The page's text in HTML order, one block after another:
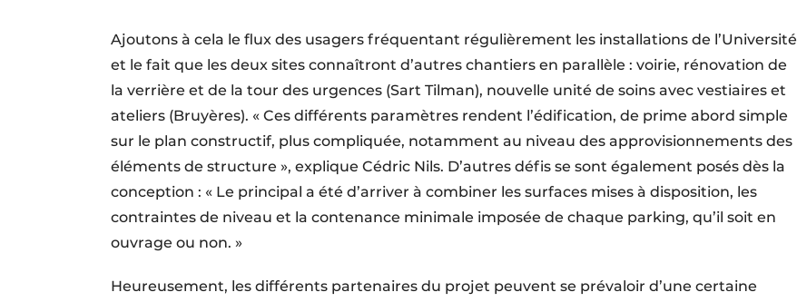
Ajoutons à cela le flux des usagers fréquentant régulièrement les installations de l’Université
et le fait que les deux sites connaîtront d’autres chantiers en parallèle : voirie, rénovation de
la verrière et de la tour des urgences (Sart Tilman), nouvelle unité de soins avec vestiaires et
ateliers (Bruyères). « Ces différents paramètres rendent l’édification, de prime abord simple
sur le plan constructif, plus compliquée, notamment au niveau des approvisionnements des
éléments de structure », explique Cédric Nils. D’autres défis se sont également posés dès la
conception : « Le principal a été d’arriver à combiner les surfaces mises à disposition, les
contraintes de niveau et la contenance minimale imposée de chaque parking, qu’il soit en
ouvrage ou non. »
Heureusement, les différents partenaires du projet peuvent se prévaloir d’une certaine